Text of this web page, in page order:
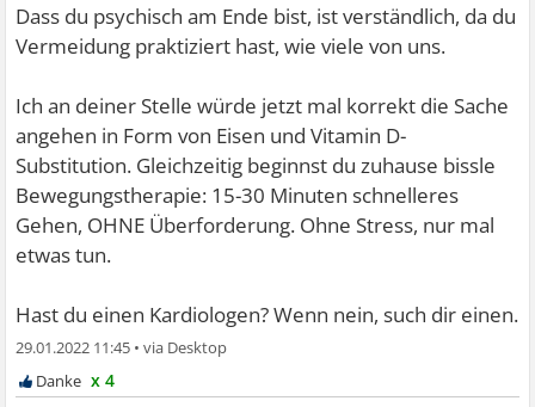
Dass du psychisch am Ende bist, ist verständlich, da du
Vermeidung praktiziert hast, wie viele von uns.
Ich an deiner Stelle würde jetzt mal korrekt die Sache
angehen in Form von Eisen und Vitamin D-
Substitution. Gleichzeitig beginnst du zuhause bissle
Bewegungstherapie: 15-30 Minuten schnelleres
Gehen, OHNE Überforderung. Ohne Stress, nur mal
etwas tun.
Hast du einen Kardiologen? Wenn nein, such dir einen.
29.01.2022 11:45 •
x 4